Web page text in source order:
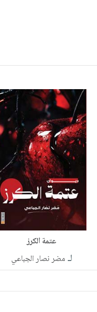
عتمة الكرز
لـ مضر نصار الجباعي